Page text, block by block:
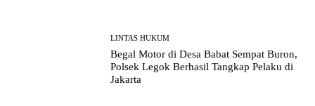
LINTAS HUKUM
Begal Motor di Desa Babat Sempat Buron,
Polsek Legok Berhasil Tangkap Pelaku di
Jakarta